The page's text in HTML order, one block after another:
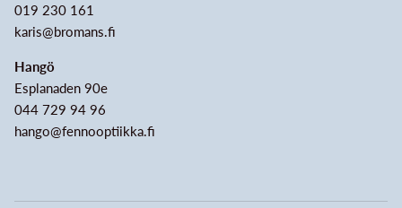
019 230 161
karis@bromans.fi
Hangö
Esplanaden 90e
044 729 94 96
hango@fennooptiikka.fi